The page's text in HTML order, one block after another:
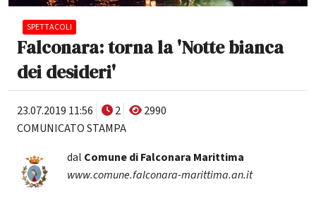
SPETTACOLI
Falconara: torna la 'Notte bianca
dei desideri'
23.07.2019 11:56 2
2990
COMUNICATO STAMPA
dal Comune di Falconara Marittima
www.comune.falconara-marittima.an.it